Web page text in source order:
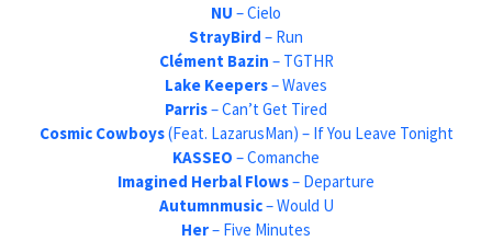
NU – Cielo
StrayBird – Run
Clément Bazin – TGTHR
Lake Keepers– Waves
Parris– Can’t Get Tired
Cosmic Cowboys(Feat. LazarusMan) – If You Leave Tonight
KASSEO – Comanche
Imagined Herbal Flows– Departure
Autumnmusic– Would U
Her– Five Minutes